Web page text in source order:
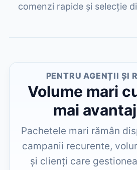
comenzi rapide și selecție
PENTRU AGENȚII ȘI
Volume mari
mai
Pachetele mari rămân
campanii recurente,
și clienți care